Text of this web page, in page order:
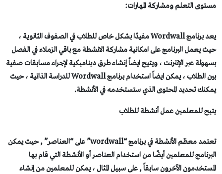
التعلم ومشاركة المهارات:
يعد برنامج Wordwall مفيدًا بشكل خاص للطلاب في الصفوف الثانوية ،
يعمل البرنامج على امكانية مشاركة الانشطة مع باقي الزملاء في الفصل
عبر الإنترنت ، ويتيح ايضاً إنشاء طرق ديناميكية لإجراء مسابقات صفية
بين الطلاب ، يمكن ايضاً استخدام برنامج Wordwall للدراسة الذاتية ، حيث
تحديد المحتوى الذي ستستخدمه في الأنشطة.
للمعلمين عمل أنشطة للطلاب
تعتمد معظم الأنشطة في برنامج “wordwall” على “العناصر” , حيث يمكن
للمعلمين أيضًا من استخدام العناصر أو الأنشطة التي قام بها
الآخرون سابقاً , على سبيل المثال ، يمكن للمعلمين من إنشاء